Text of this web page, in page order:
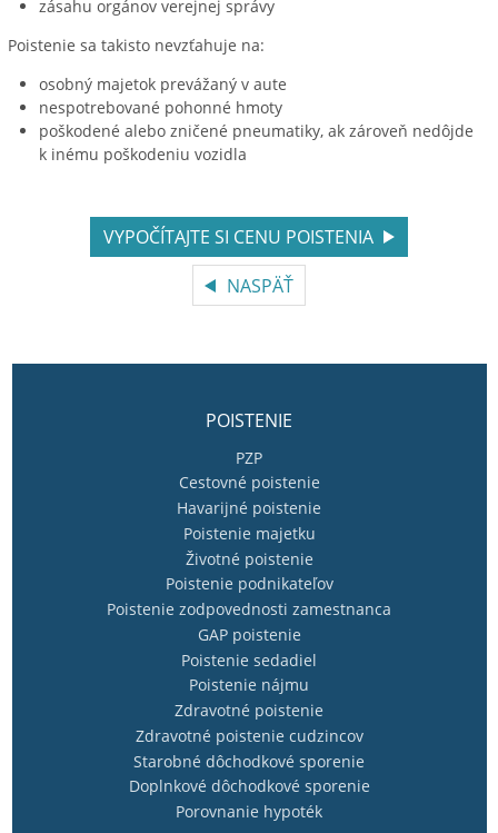
zásahu orgánov verejnej správy
Poistenie sa takisto nevzťahuje na:
osobný majetok prevážaný v aute
nespotrebované pohonné hmoty
poškodené alebo zničené pneumatiky, ak zároveň nedôjde
k inému poškodeniu vozidla
NASPÄŤ
VYPOČÍTAJTE SI CENU POISTENIA
POISTENIE
PZP
Cestovné poistenie
Havarijné poistenie
Poistenie majetku
Životné poistenie
Poistenie podnikateľov
Poistenie zodpovednosti zamestnanca
GAP poistenie
Poistenie sedadiel
Poistenie nájmu
Zdravotné poistenie
Zdravotné poistenie cudzincov
Starobné dôchodkové sporenie
Doplnkové dôchodkové sporenie
Porovnanie hypoték